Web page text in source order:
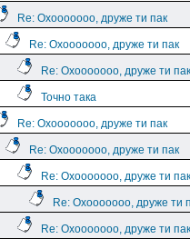
Re: Охооооооо, друже ти пак
Re: Охооооооо, друже ти пак
Re: Охооооооо, друже ти пак
Точно така
Re: Охооооооо, друже ти пак
Re: Охооооооо, друже ти пак
Re: Охооооооо, друже ти пак
Re: Охооооооо, друже ти
Re: Охооооооо, друже ти пак